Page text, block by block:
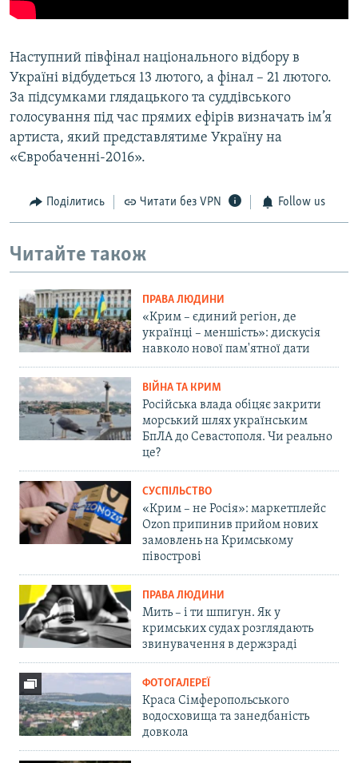
Наступний півфінал національного відбору в
Україні відбудеться 13 лютого, а фінал – 21 лютого.
За підсумками глядацького та суддівського
голосування під час прямих ефірів визначать ім’я
артиста, який представлятиме Україну на
«Євробаченні-2016».
Поділитись Читати без VPN Follow us
Читайте також
ПРАВА ЛЮДИНИ
«Крим – єдиний регіон, де
українці – меншість»: дискусія
навколо нової пам'ятної дати
ВІЙНА ТА КРИМ
Російська влада обіцяє закрити
морський шлях українським
БпЛА до Севастополя. Чи реально
це?
СУСПІЛЬСТВО
«Крим – не Росія»: маркетплейс
Ozon припинив прийом нових
замовлень на Кримському
півострові
ПРАВА ЛЮДИНИ
Мить – і ти шпигун. Як у
кримських судах розглядають
звинувачення в держзраді
ФОТОГАЛЕРЕЇ
Краса Сімферопольського
водосховища та занедбаність
довкола